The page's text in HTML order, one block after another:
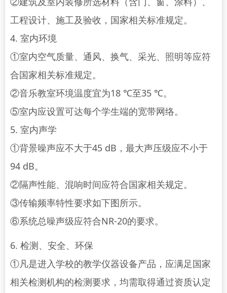
工程设计、施工及验收，国家相关标准规定。
4. 室内环境
①室内空气质量、通风、换气、采光、照明等应符
合国家相关标准规定。
②音乐教室环境温度宜为18 ℃至35 ℃。
⑤室内应设置可达每个学生端的宽带网络。
5. 室内声学
①背景噪声应不大于45 dB，最大声压级应不小于
94 dB。
②隔声性能、混响时间应符合国家相关规定。
③传输频率特性要求如下图所示。
⑥系统总噪声级应符合NR-20的要求。
6. 检测、安全、环保
①凡是进入学校的教学仪器设备产品，应满足国家
相关检测机构的检测要求，均需取得通过资质认定